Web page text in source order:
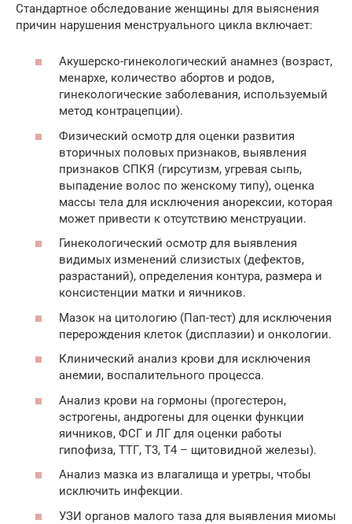
Стандартное обследование женщины для выяснения
причин нарушения менструального цикла включает:
Акушерско-гинекологический анамнез (возраст,
менархе, количество абортов и родов,
гинекологические заболевания, используемый
метод контрацепции).
Физический осмотр для оценки развития
вторичных половых признаков, выявления
признаков СПКЯ (гирсутизм, угревая сыпь,
выпадение волос по женскому типу), оценка
массы тела для исключения анорексии, которая
может привести к отсутствию менструации.
Гинекологический осмотр для выявления
видимых изменений слизистых (дефектов,
разрастаний), определения контура, размера и
консистенции матки и яичников.
Мазок на цитологию (Пап-тест) для исключения
перерождения клеток (дисплазии) и онкологии.
Клинический анализ крови для исключения
анемии, воспалительного процесса.
Анализ крови на гормоны (прогестерон,
эстрогены, андрогены для оценки функции
яичников, ФСГ и ЛГ для оценки работы
гипофиза, ТТГ, Т3, Т4 – щитовидной железы).
Анализ мазка из влагалища и уретры, чтобы
исключить инфекции.
УЗИ органов малого таза для выявления миомы